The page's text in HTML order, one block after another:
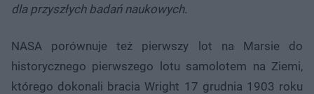
dla przyszłych badań naukowych.
NASA porównuje też pierwszy lot na Marsie do
historycznego pierwszego lotu samolotem na Ziemi,
którego dokonali bracia Wright 17 grudnia 1903 roku